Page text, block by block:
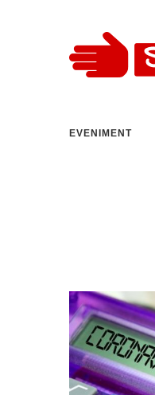
EVENIMENT